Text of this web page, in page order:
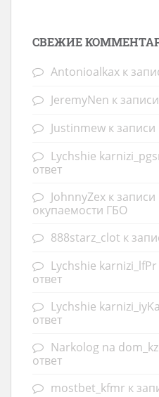
СВЕЖИЕ
Antonioalkax к
JeremyNen к записи
Justinmew к записи
Lychshie
ответ
JohnnyZex к записи
окупаемости ГБО
888starz_clot к
Lychshie karnizi_lfPr
ответ
Lychshie karnizi_iyKa
ответ
Narkolog na
ответ
mostbet_kfmr к